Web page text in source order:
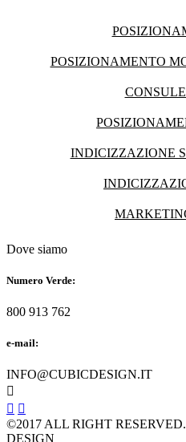
POSIZIONAMENTO
INDICIZZAZIONE
Dove siamo
Numero Verde:
800 913 762
e-mail:
INFO@CUBICDESIGN.IT

 
©2017 ALL RIGHT
DESIGN